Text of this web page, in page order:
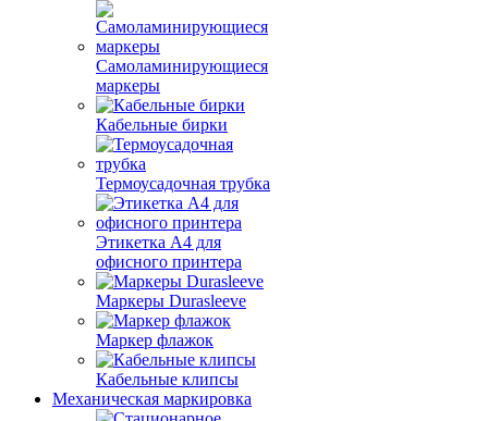
Самоламинирующиеся
маркеры
Кабельные бирки
Термоусадочная трубка
Этикетка А4 для
офисного принтера
Маркеры Durasleeve
Маркер флажок
Кабельные клипсы
Механическая маркировка